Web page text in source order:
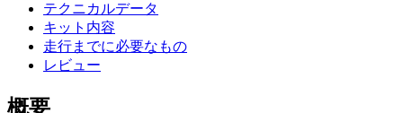
テクニカルデータ
キット内容
走行までに必要なもの
レビュー
概要